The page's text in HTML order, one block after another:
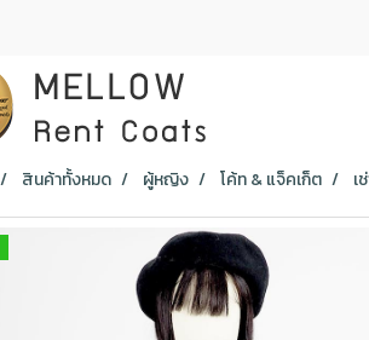
สินค้าทั้งหมด ผู้หญิง โค้ท & แจ็คเก็ต เ